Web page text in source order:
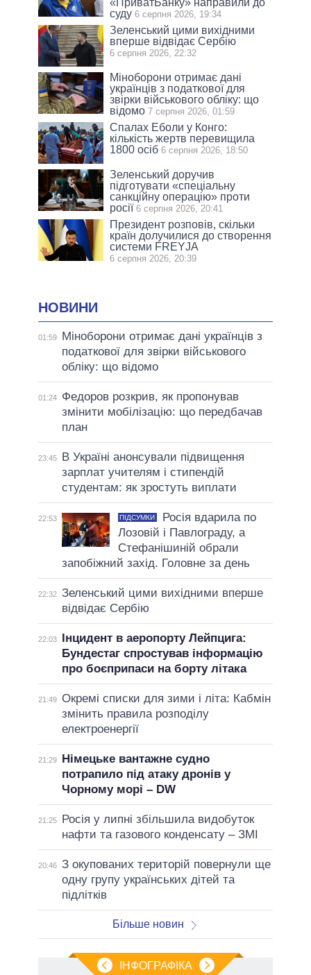
«ПриватБанку» направили до
суду 6 серпня 2026, 19:34
Зеленський цими вихідними
вперше відвідає Сербію
6 серпня 2026, 22:32
Міноборони отримає дані
українців з податкової для
звірки військового обліку: що
відомо 7 серпня 2026, 01:59
Спалах Еболи у Конго:
кількість жертв перевищила
1800 осіб 6 серпня 2026, 18:50
Зеленський доручив
підготувати «спеціальну
санкційну операцію» проти
росії 6 серпня 2026, 20:41
Президент розповів, скільки
країн долучилися до створення
системи FREYJA
6 серпня 2026, 20:39
НОВИНИ
01:59
Міноборони отримає дані українців з
податкової для звірки військового
обліку: що відомо
01:24
Федоров розкрив, як пропонував
змінити мобілізацію: що передбачав
план
23:45
В Україні анонсували підвищення
зарплат учителям і стипендій
студентам: як зростуть виплати
22:53 ПІДСУМКИ
Росія вдарила по
Лозовій і Павлограду, а
Стефанішиній обрали
запобіжний захід. Головне за день
22:32 Зеленський цими вихідними вперше
відвідає Сербію
22:03
Інцидент в аеропорту Лейпцига:
Бундестаг спростував інформацію
про боєприпаси на борту літака
21:49 Окремі списки для зими і літа: Кабмін
змінить правила розподілу
електроенергії
21:29
Німецьке вантажне судно
потрапило під атаку дронів у
Чорному морі – DW
21:25
Росія у липні збільшила видобуток
нафти та газового конденсату – ЗМІ
20:46 З окупованих територій повернули ще
одну групу українських дітей та
підлітків
Більше новин
ІНФОГРАФІКА